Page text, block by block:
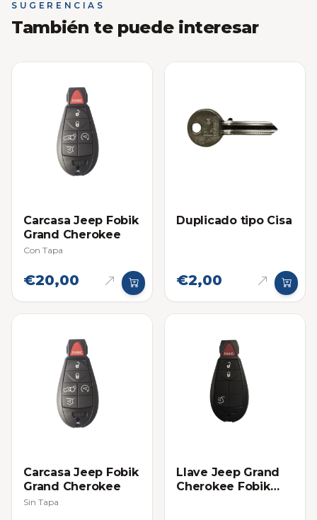
SUGERENCIAS
También te puede interesar
Carcasa Jeep Fobik
Grand Cherokee
Con Tapa
€20,00
Duplicado tipo Cisa
€2,00
Carcasa Jeep Fobik
Grand Cherokee
Sin Tapa
Llave Jeep Grand
Cherokee Fobik